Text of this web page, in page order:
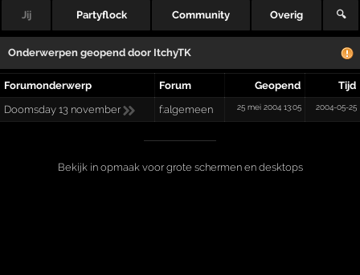
Jij Partyflock Community Overig 🔍
Onderwerpen geopend door ItchyTK
Forumonderwerp Forum Geopend
Tijd
Doomsday 13 november
f:algemeen 25 mei 2004 13:05 2004-05-25
Bekijk in opmaak voor grote schermen en desktops